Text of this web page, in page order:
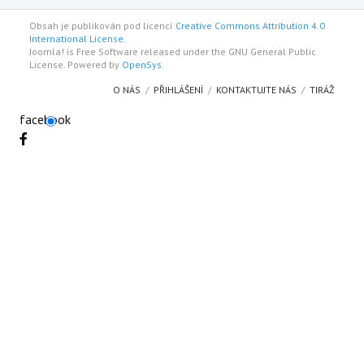
Obsah je publikován pod licencí Creative Commons Attribution 4.0
International License.
Joomla! is Free Software released under the GNU General Public
License. Powered by OpenSys
O NÁS PŘIHLÁŠENÍ KONTAKTUJTE NÁS TIRÁŽ
facebook